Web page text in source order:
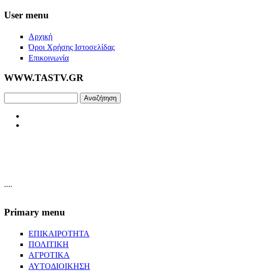
Skip to main content
User menu
Αρχική
Όροι Χρήσης Ιστοσελίδας
Επικοινωνία
WWW.TASTV.GR
....
Primary menu
ΕΠΙΚΑΙΡΟΤΗΤΑ
ΠΟΛΙΤΙΚΗ
ΑΓΡΟΤΙΚΑ
ΑΥΤΟΔΙΟΙΚΗΣΗ